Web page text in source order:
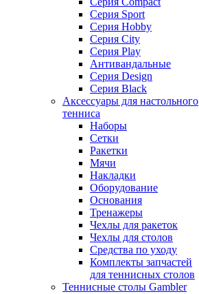
Серия Sport
Серия Hobby
Серия City
Серия Play
Антивандальные
Серия Design
Серия Black
Аксессуары для настольного
тенниса
Наборы
Сетки
Ракетки
Мячи
Накладки
Оборудование
Основания
Тренажеры
Чехлы для ракеток
Чехлы для столов
Средства по уходу
Комплекты запчастей
для теннисных столов
Теннисные столы Gambler